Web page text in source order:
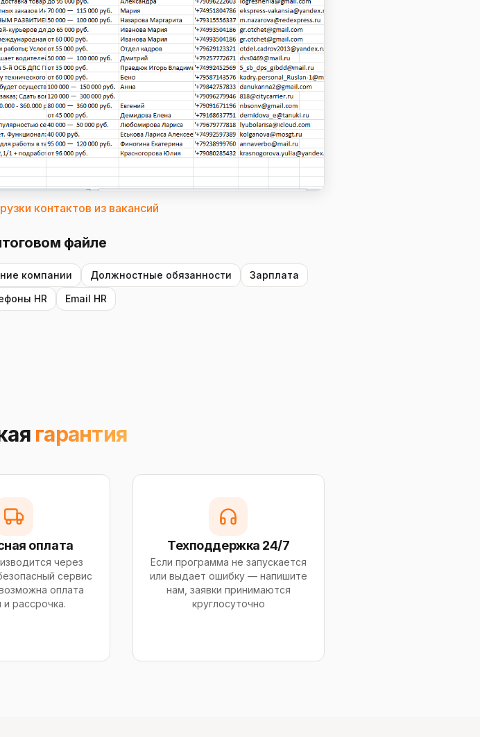
контактов из вакансий
файле
компании Должностные обязанности
Зарплата
HR Email HR
гарантия
оплата
через
сервис
оплата
и рассрочка.
Техподдержка 24/7
Если программа не запускается
или выдает ошибку — напишите
нам, заявки принимаются
круглосуточно